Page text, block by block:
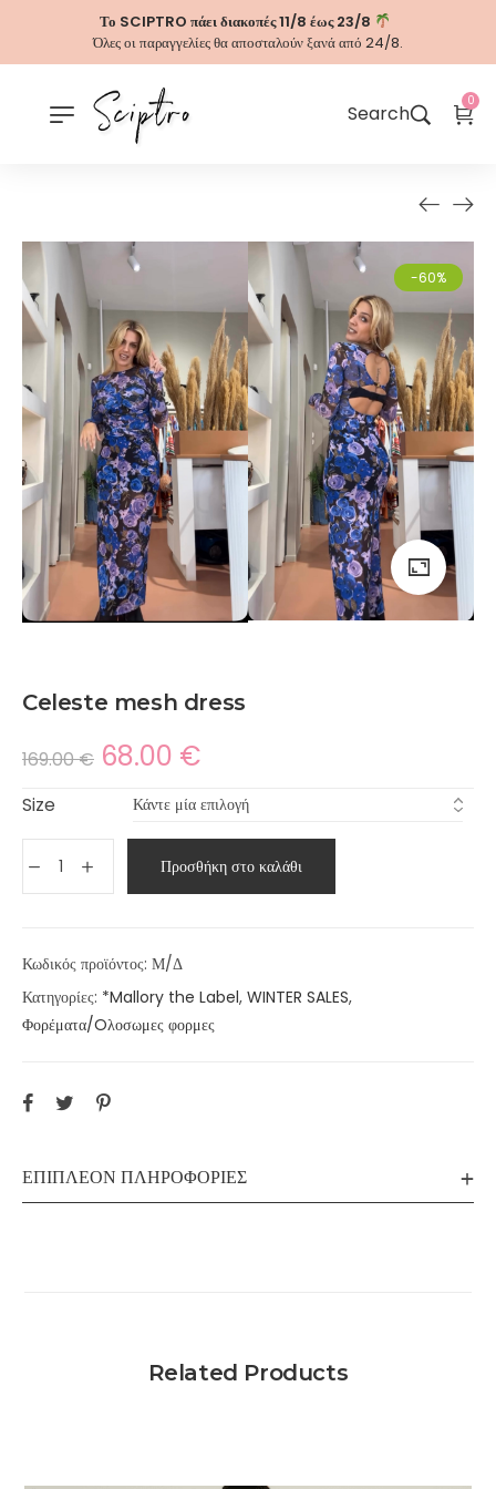
Το SCIPTRO πάει διακοπές 11/8 έως 23/8
Όλες οι παραγγελίες θα αποσταλούν ξανά από 24/8.
Search
0
-60%
Celeste mesh dress
169.00€ 68.00 €
Size
Προσθήκη στο καλάθι
Κωδικός προϊόντος: Μ/Δ
Κατηγορίες: *Mallory the Label, WINTER SALES,
Φορέματα/Oλοσωμες φορμες
ΕΠΙΠΛΈΟΝ ΠΛΗΡΟΦΟΡΊΕΣ
Related Products